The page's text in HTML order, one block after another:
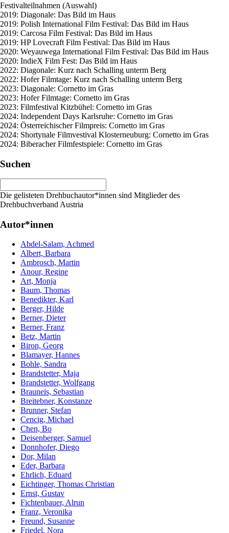
Festivalteilnahmen (Auswahl)
2019: Diagonale: Das Bild im Haus
2019: Polish International Film Festival: Das Bild im Haus
2019: Carcosa Film Festival: Das Bild im Haus
2019: HP Lovecraft Film Festival: Das Bild im Haus
2020: Weyauwega International Film Festival: Das Bild im Haus
2020: IndieX Film Fest: Das Bild im Haus
2022: Diagonale: Kurz nach Schalling unterm Berg
2022: Hofer Filmtage: Kurz nach Schalling unterm Berg
2023: Diagonale: Cornetto im Gras
2023: Hofer Filmtage: Cornetto im Gras
2023: Filmfestival Kitzbühel: Cornetto im Gras
2024: Independent Days Karlsruhe: Cornetto im Gras
2024: Österreichischer Filmpreis: Cornetto im Gras
2024: Shortynale Filmvestival Klosterneuburg: Cornetto im Gras
2024: Biberacher Filmfestspiele: Cornetto im Gras
Suchen
Die gelisteten Drehbuchautor*innen sind Mitglieder des
Drehbuchverband Austria
Autor*innen
Abdel-Salam, Achmed
Albert, Barbara
Ambrosch, Martin
Anour, Regine
Art, Monja
Baum, Thomas
Benedikter, Karl
Berger, Hilde
Berner, Dieter
Berner, Franz
Betz, Martin
Biron, Georg
Blamayer, Hannes
Bohle, Sandra
Brandstetter, Maja
Brandstetter, Wolfgang
Brauneis, Sebastian
Breitebner, Konstanze
Brunner, Stefan
Cencig, Michael
Chen, Bo
Deisenberger, Samuel
Donnhofer, Diego
Dor, Milan
Eder, Barbara
Ehrlich, Eduard
Eichtinger, Thomas Christian
Ernst, Gustav
Fichtenbauer, Alrun
Franz, Veronika
Freund, Susanne
Friedel, Nora